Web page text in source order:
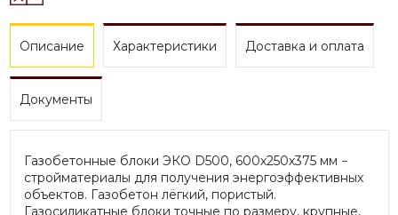
Описание Характеристики Доставка и оплата
Документы
Газобетонные блоки ЭКО D500, 600х250х375 мм −
стройматериалы для получения энергоэффективных
объектов. Газобетон лёгкий, пористый.